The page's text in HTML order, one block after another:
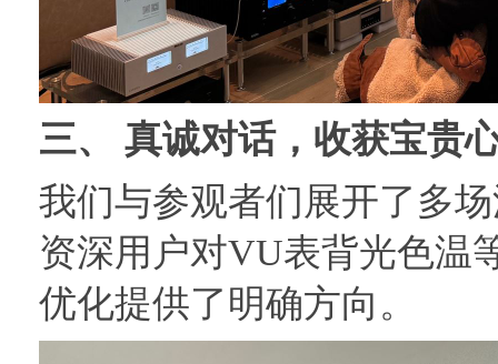
三、 真诚对话，收获宝贵
我们与参观者们展开了多
资深用户对VU表背光色温
优化提供了明确方向。